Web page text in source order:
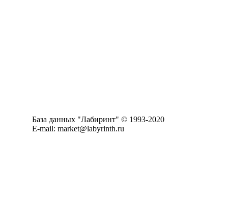
База данных "Лабиринт" © 1993-2020
E-mail: market@labyrinth.ru